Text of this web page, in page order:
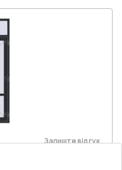
Залиште відгук